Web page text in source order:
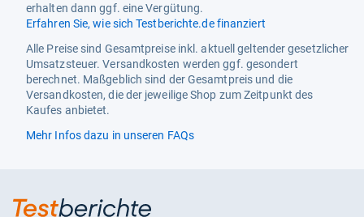
erhalten dann ggf. eine Vergütung.
Erfahren Sie, wie sich Testberichte.de finanziert
Alle Preise sind Gesamtpreise inkl. aktuell geltender gesetzlicher
Umsatzsteuer. Versandkosten werden ggf. gesondert
berechnet. Maßgeblich sind der Gesamtpreis und die
Versandkosten, die der jeweilige Shop zum Zeitpunkt des
Kaufes anbietet.
Mehr Infos dazu in unseren FAQs